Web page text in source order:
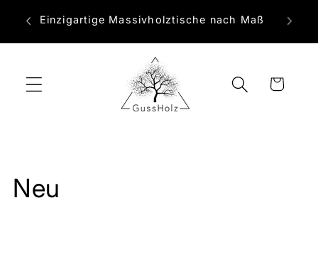
zumEinzigartige Massivholztische nach Maß
Warenkorb
Neu